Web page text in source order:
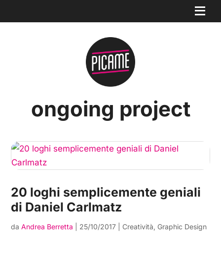
ongoing project
20 loghi semplicemente geniali
di Daniel Carlmatz
daAndrea Berretta 25/10/2017 Creatività, Graphic Design